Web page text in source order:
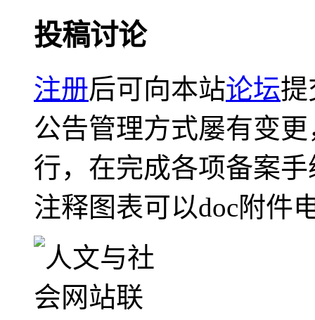
投稿讨论
注册后可向本站论坛提
公告管理方式屡有变
行，在完成各项备案
注释图表可以doc附件